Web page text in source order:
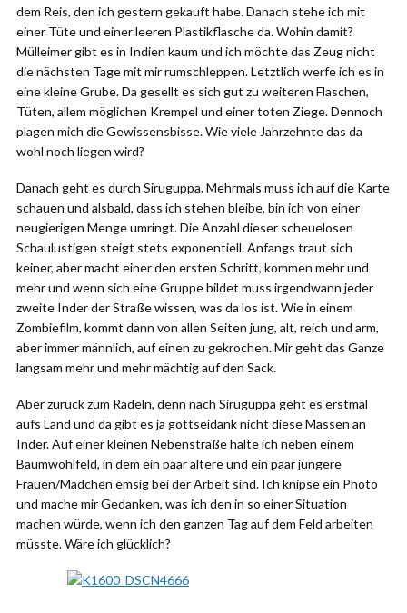
dem Reis, den ich gestern gekauft habe. Danach stehe ich mit
einer Tüte und einer leeren Plastikflasche da. Wohin damit?
Mülleimer gibt es in Indien kaum und ich möchte das Zeug nicht
die nächsten Tage mit mir rumschleppen. Letztlich werfe ich es in
eine kleine Grube. Da gesellt es sich gut zu weiteren Flaschen,
Tüten, allem möglichen Krempel und einer toten Ziege. Dennoch
plagen mich die Gewissensbisse. Wie viele Jahrzehnte das da
wohl noch liegen wird?
Danach geht es durch Siruguppa. Mehrmals muss ich auf die Karte
schauen und alsbald, dass ich stehen bleibe, bin ich von einer
neugierigen Menge umringt. Die Anzahl dieser scheuelosen
Schaulustigen steigt stets exponentiell. Anfangs traut sich
keiner, aber macht einer den ersten Schritt, kommen mehr und
mehr und wenn sich eine Gruppe bildet muss irgendwann jeder
zweite Inder der Straße wissen, was da los ist. Wie in einem
Zombiefilm, kommt dann von allen Seiten jung, alt, reich und arm,
aber immer männlich, auf einen zu gekrochen. Mir geht das Ganze
langsam mehr und mehr mächtig auf den Sack.
Aber zurück zum Radeln, denn nach Siruguppa geht es erstmal
aufs Land und da gibt es ja gottseidank nicht diese Massen an
Inder. Auf einer kleinen Nebenstraße halte ich neben einem
Baumwohlfeld, in dem ein paar ältere und ein paar jüngere
Frauen/Mädchen emsig bei der Arbeit sind. Ich knipse ein Photo
und mache mir Gedanken, was ich den in so einer Situation
machen würde, wenn ich den ganzen Tag auf dem Feld arbeiten
müsste. Wäre ich glücklich?